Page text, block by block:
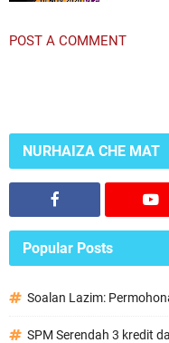
POST A COMMENT
NURHAIZA CHE MAT
Popular Posts
Soalan Lazim:
SPM Serendah 3 kredit